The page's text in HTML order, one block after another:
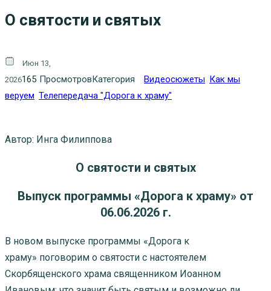
О святости и святых
Июн 13,
2026165 ПросмотровКатегория Видеосюжеты Как мы
веруем Телепередача "Дорога к храму"
Автор: Инга Филиппова
О святости и святых
Выпуск программы «Дорога к храму» от
06.06.2026г.
В новом выпуске программы «Дорога к
храму» поговорим о святости с настоятелем
Скорбященского храма священником Иоанном